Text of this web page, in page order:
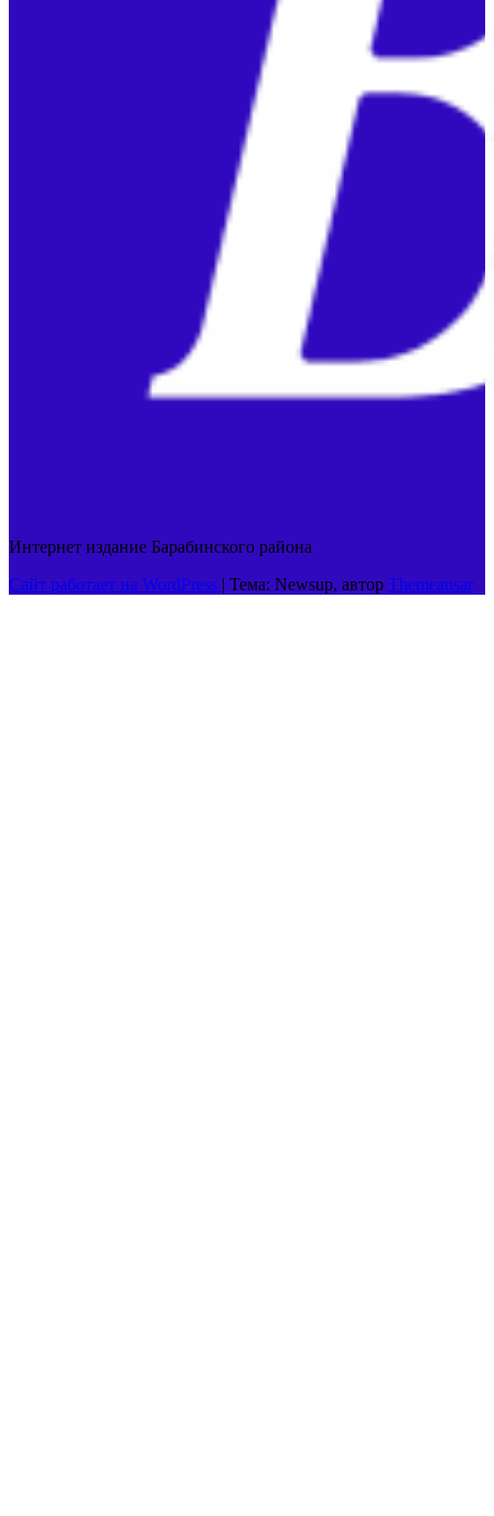
Интернет издание Барабинского района
Сайт работает на WordPress | Тема: Newsup, автор Themeansar